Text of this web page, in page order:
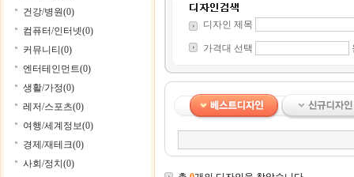
건강/병원(0)
컴퓨터/인터넷(0)
커뮤니티(0)
엔터테인먼트(0)
생활/가정(0)
레저/스포츠(0)
여행/세계정보(0)
경제/재테크(0)
사회/정치(0)
디자인 제목
가격대 선택